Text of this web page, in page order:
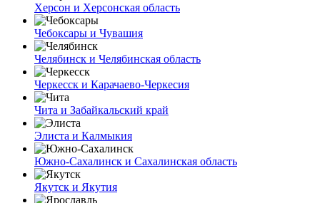
Херсон и Херсонская область
Чебоксары и Чувашия
Челябинск и Челябинская область
Черкесск и Карачаево-Черкесия
Чита и Забайкальский край
Элиста и Калмыкия
Южно-Сахалинск и Сахалинская область
Якутск и Якутия